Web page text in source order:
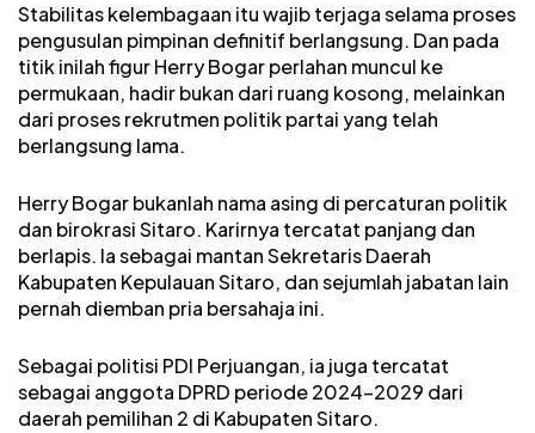
Stabilitas kelembagaan itu wajib terjaga selama proses
pengusulan pimpinan definitif berlangsung. Dan pada
titik inilah figur Herry Bogar perlahan muncul ke
permukaan, hadir bukan dari ruang kosong, melainkan
dari proses rekrutmen politik partai yang telah
berlangsung lama.
Herry Bogar bukanlah nama asing di percaturan politik
dan birokrasi Sitaro. Karirnya tercatat panjang dan
berlapis. Ia sebagai mantan Sekretaris Daerah
Kabupaten Kepulauan Sitaro, dan sejumlah jabatan lain
pernah diemban pria bersahaja ini.
Sebagai politisi PDI Perjuangan, ia juga tercatat
sebagai anggota DPRD periode 2024-2029 dari
daerah pemilihan 2 di Kabupaten Sitaro.